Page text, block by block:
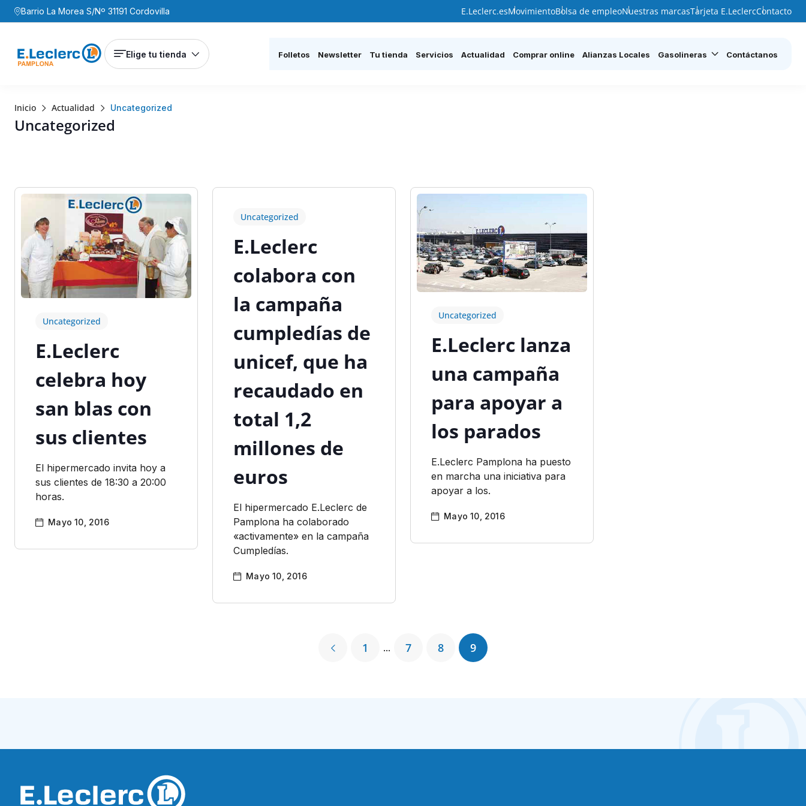
Barrio La Morea S/Nº 31191 Cordovilla E.Leclerc.esMovimientoBolsa de empleoNuestras marcasTarjeta E.LeclercContacto
Elige tu tienda Folletos Newsletter Tu tienda Servicios Actualidad Comprar online Alianzas Locales Gasolineras Contáctanos
Inicio Actualidad Uncategorized
Uncategorized
Uncategorized
E.Leclerc
celebra hoy
san blas con
sus clientes
El hipermercado invita hoy a
sus clientes de 18:30 a 20:00
horas.
Mayo 10, 2016
Uncategorized
E.Leclerc
colabora con
la campaña
cumpledías de
unicef, que ha
recaudado en
total 1,2
millones de
euros
El hipermercado E.Leclerc de
Pamplona ha colaborado
«activamente» en la campaña
Cumpledías.
Mayo 10, 2016
Uncategorized
E.Leclerc lanza
una campaña
para apoyar a
los parados
E.Leclerc Pamplona ha puesto
en marcha una iniciativa para
apoyar a los.
Mayo 10, 2016
1 ... 7 8 9